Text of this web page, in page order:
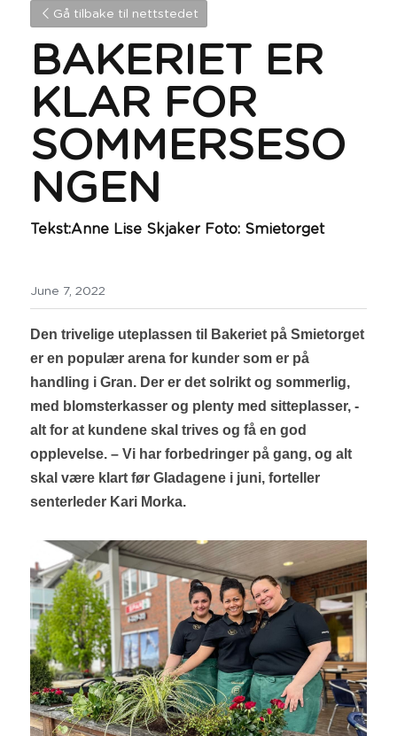
Gå tilbake til nettstedet
BAKERIET ER
KLAR FOR
SOMMERSESO
NGEN
Tekst:Anne Lise Skjaker Foto: Smietorget
June 7, 2022
Den trivelige uteplassen til Bakeriet på Smietorget
er en populær arena for kunder som er på
handling i Gran. Der er det solrikt og sommerlig,
med blomsterkasser og plenty med sitteplasser, -
alt for at kundene skal trives og få en god
opplevelse. – Vi har forbedringer på gang, og alt
skal være klart før Gladagene i juni, forteller
senterleder Kari Morka.